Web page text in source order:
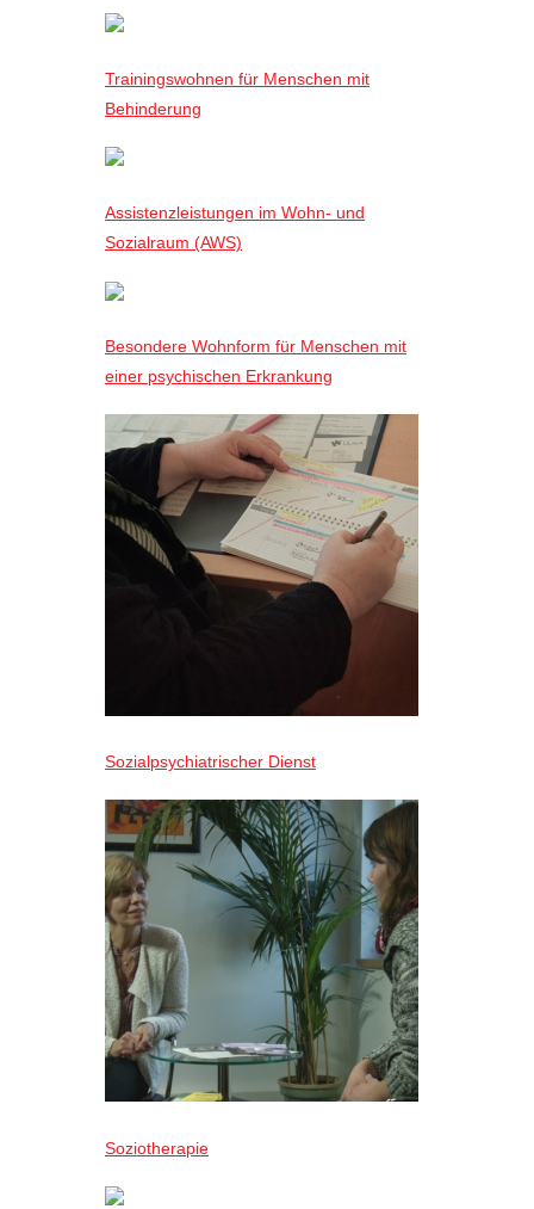
Trainingswohnen für Menschen mit
Behinderung
Assistenzleistungen im Wohn- und
Sozialraum (AWS)
Besondere Wohnform für Menschen mit
einer psychischen Erkrankung
Sozialpsychiatrischer Dienst
Soziotherapie